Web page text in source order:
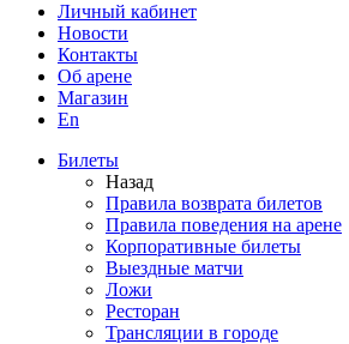
Личный кабинет
Новости
Контакты
Об арене
Магазин
En
Билеты
Назад
Правила возврата билетов
Правила поведения на арене
Корпоративные билеты
Выездные матчи
Ложи
Ресторан
Трансляции в городе